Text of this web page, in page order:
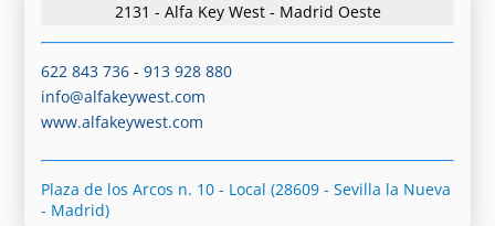
2131 - Alfa Key West - Madrid Oeste
622 843 736 -913 928 880
info@alfakeywest.com
www.alfakeywest.com
Plaza de los Arcos n. 10 - Local (28609 - Sevilla la Nueva
- Madrid)